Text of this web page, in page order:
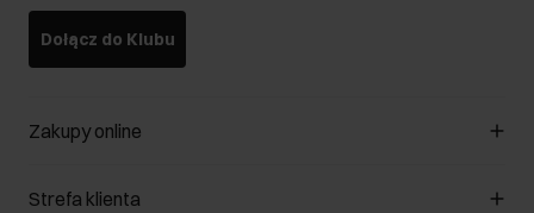
Dołącz do Klubu
Zakupy online
Zarządzaj cookies
Strefa klienta